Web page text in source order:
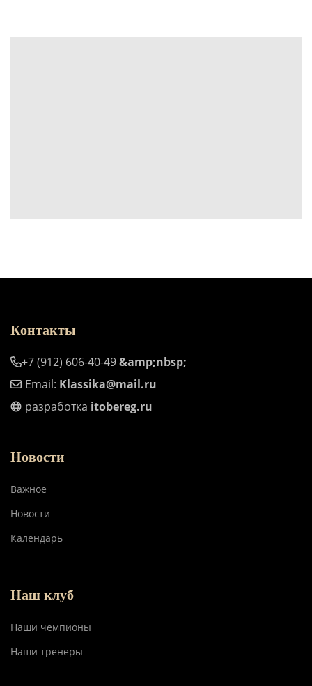
Контакты
+7 (912) 606-40-49&amp;nbsp;
Email: Klassika@mail.ru
разработка itobereg.ru
Новости
Важное
Новости
Календарь
Наш клуб
Наши чемпионы
Наши тренеры